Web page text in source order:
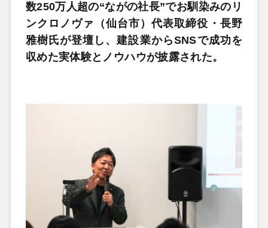
数250万人超の“ながの社長”でお馴染みのリ
ンクロノヴァ（仙台市）代表取締役・長野
雅樹氏が登壇し、建設業からSNSで成功を
収めた実体験とノウハウが披露された。